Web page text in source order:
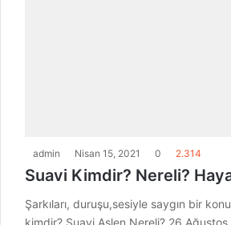
admin Nisan 15, 2021 0 2.314
Suavi Kimdir? Nereli?
Şarkıları, duruşu,sesiyle saygın bir